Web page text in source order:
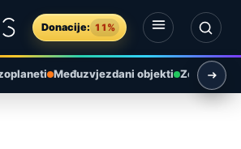
Donacije: 11%
Međuzvjezdani objekti Zemlja i